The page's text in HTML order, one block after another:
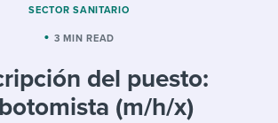
Topics
Templates & Guides
I’m a jobseeker
SECTOR SANITARIO
3 MIN READ
del puesto:
(m/h/x)